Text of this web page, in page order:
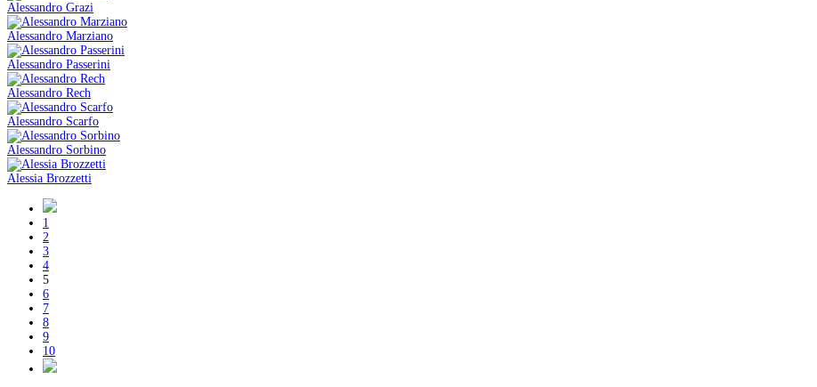
Alessandro Grazi
Alessandro Marziano
Alessandro Passerini
Alessandro Rech
Alessandro Scarfo
Alessandro Sorbino
Alessia Brozzetti
1
2
3
4
5
6
7
8
9
10